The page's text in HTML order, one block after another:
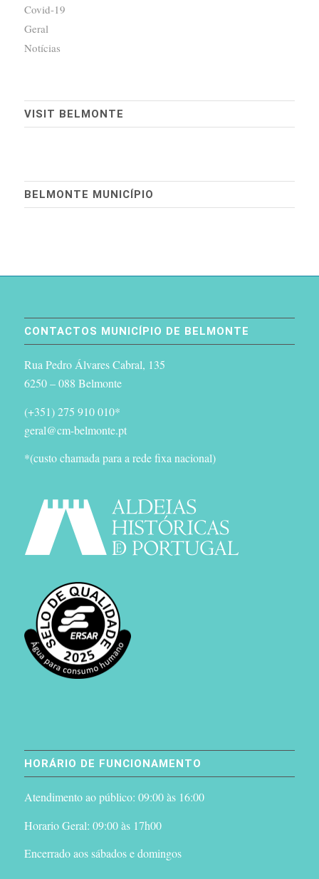
Covid-19
Geral
Notícias
VISIT BELMONTE
BELMONTE MUNICÍPIO
CONTACTOS MUNICÍPIO DE BELMONTE
Rua Pedro Álvares Cabral, 135
6250 – 088 Belmonte
(+351) 275 910 010*
geral@cm-belmonte.pt
*(custo chamada para a rede fixa nacional)
HORÁRIO DE FUNCIONAMENTO
Atendimento ao público: 09:00 às 16:00
Horario Geral: 09:00 às 17h00
Encerrado aos sábados e domingos